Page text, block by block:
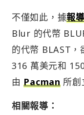
不僅如此，據報
Blur 的代幣
的代幣 BLAST，
316 萬美元和
由Pacman所創
相關報導：